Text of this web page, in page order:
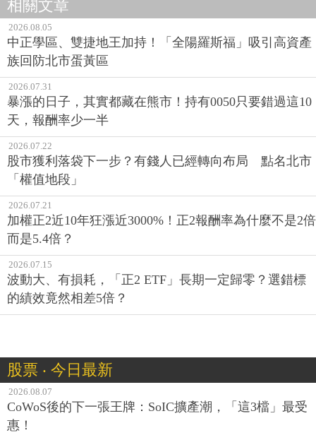
相關文章
2026.08.05
中正學區、雙捷地王加持！「全陽羅斯福」吸引高資產
族回防北市蛋黃區
2026.07.31
暴漲的日子，其實都藏在熊市！持有0050只要錯過這10
天，報酬率少一半
2026.07.22
股市獲利落袋下一步？有錢人已經轉向布局 點名北市
「權值地段」
2026.07.21
加權正2近10年狂漲近3000%！正2報酬率為什麼不是2倍
而是5.4倍？
2026.07.15
波動大、有損耗，「正2 ETF」長期一定歸零？選錯標
的績效竟然相差5倍？
股票 ‧ 今日最新
2026.08.07
CoWoS後的下一張王牌：SoIC擴產潮，「這3檔」最受
惠！